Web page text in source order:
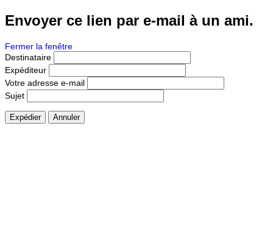
Envoyer ce lien par e-mail à un ami.
Fermer la fenêtre
Destinataire
Expéditeur
Votre adresse e-mail
Sujet
Expédier Annuler